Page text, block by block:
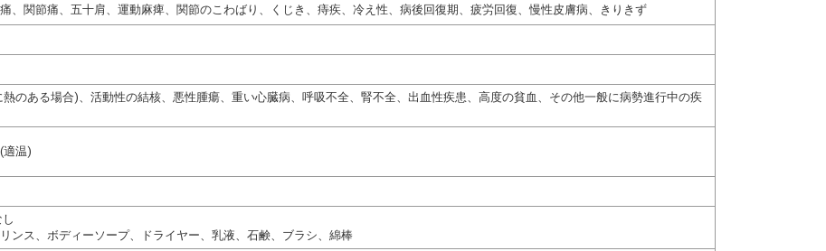
、関節痛、五十肩、運動麻痺、関節のこわばり、くじき、痔疾、冷え性、病後回復期、疲労回復、慢性皮膚病、きりきず
熱のある場合)、活動性の結核、悪性腫瘍、重い心臓病、呼吸不全、腎不全、出血性疾患、高度の貧血、その他一般に病勢進行中の疾
適温)
ンス、ボディーソープ、ドライヤー、乳液、石鹸、ブラシ、綿棒